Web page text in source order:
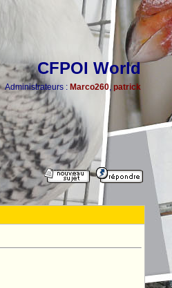
CFPOI World
Administrateurs : Marco260, patrick